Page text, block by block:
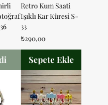
Retro Kum Saati
Işıklı Kar Küresi S-
33
Fiyat
₺290,00
Sepete Ekle